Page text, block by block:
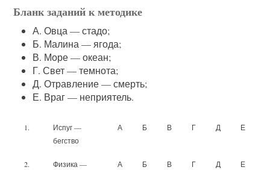
Бланк заданий к методике
А. Овца — стадо;
Б. Малина — ягода;
В. Море — океан;
Г. Свет — темнота;
Д. Отравление — смерть;
Е. Враг — неприятель.
1.
Испуг —
бегство
А Б В Г Д Е
2.
Физика —
А Б В Г Д Е